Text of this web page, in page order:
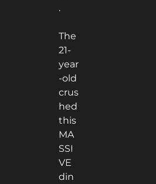
.
The
21-
year
-old
crus
hed
this
MA
SSI
VE
din